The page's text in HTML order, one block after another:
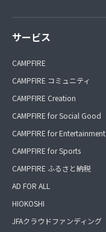
サービス
CAMPFIRE
CAMPFIRE コミュニティ
CAMPFIRE Creation
CAMPFIRE for Social Good
CAMPFIRE for Entertainment
CAMPFIRE for Sports
CAMPFIRE ふるさと納税
AD FOR ALL
HIOKOSHI
JFAクラウドファンディング